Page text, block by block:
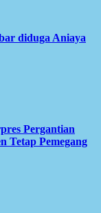
diduga Aniaya
Pergantian
Tetap Pemegang